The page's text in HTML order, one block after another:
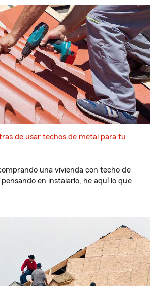
de usar techos de metal para tu
una vivienda con techo de
en instalarlo, he aquí lo que